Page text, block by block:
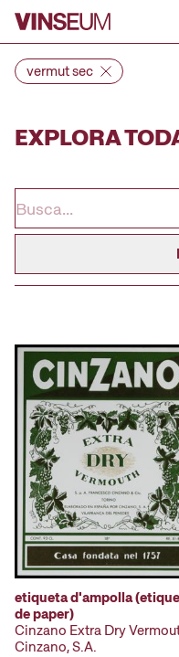
Ir al contenido
vermut sec
EXPLORA
etiqueta d'ampolla
de paper)
Cinzano Extra Dry
Cinzano, S.A.